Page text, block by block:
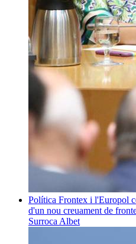
Política Frontex i l'Europol
d'un nou creuament de
Surroca Albet